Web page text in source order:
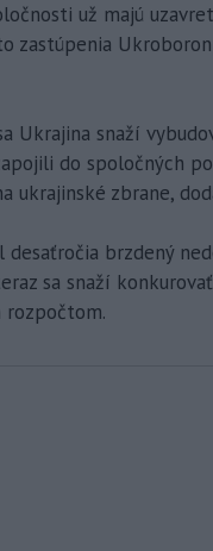
už majú
zastúpenia
Ukrajina snaží
do spoločných
ukrajinské zbrane,
brzdený
sa snaží
rozpočtom.